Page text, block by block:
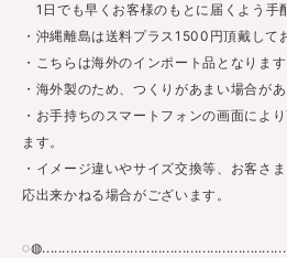
1日でも早くお客様のもとに届くよう手
・沖縄離島は送料プラス1500円頂戴して
・こちらは海外のインポート品となります
・海外製のため、つくりがあまい場合があ
・お手持ちのスマートフォンの画面によ
ます。
・イメージ違いやサイズ交換等、お客さ
応出来かねる場合がございます。